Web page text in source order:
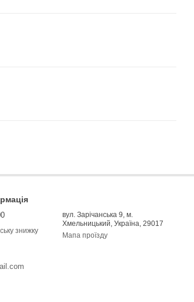
знижку
вул. Зарічанська 9, м.
Хмельницький, Україна, 29017
Мапа проїзду